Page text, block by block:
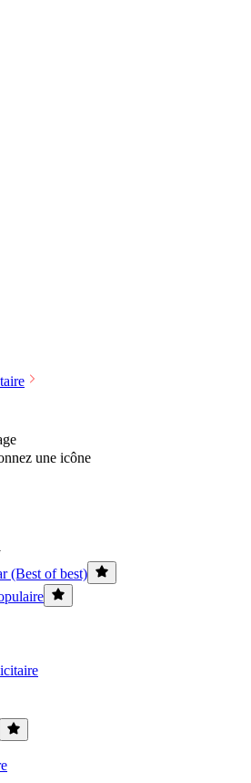
une icône
(Best of best)